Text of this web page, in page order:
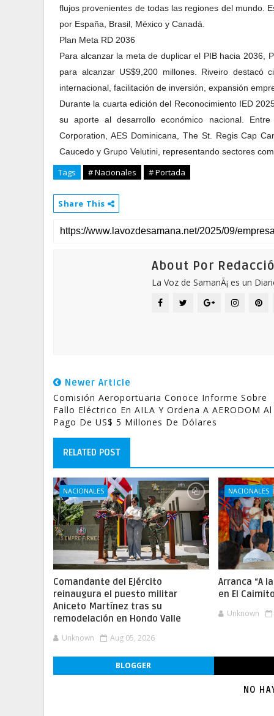
flujos provenientes de todas las regiones del mundo.
por España, Brasil, México y Canadá.
Plan Meta RD 2036
Para alcanzar la meta de duplicar el PIB hacia 2036,
para alcanzar US$9,200 millones. Riveiro destacó
internacional, facilitación de inversión, expansión
Durante la cuarta edición del Reconocimiento IED
su aporte al desarrollo económico nacional.
Corporation, AES Dominicana, The St. Regis Cap
Caucedo y Grupo Velutini, representando sectores
Tags # Nacionales # Portada
Share This
About Por
La Voz de SamanÃ¡ es un
Newer Article
Comisión Aeroportuaria Conoce Informe Sobre
Fallo Eléctrico En AILA Y Ordena A AERODOM Al
Pago De US$ 5 Millones De Dólares
RELATED POST
NACIONALES
Comandante del Ejército
reinaugura el puesto militar
Aniceto Martínez tras su
remodelación en Hondo Valle
Unknown Aug 05, 2026
NACIONALES
Arranca “A
en El
Unknown
BLOGGER
NO